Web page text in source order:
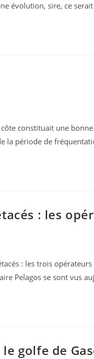
évolution, sire, ce serait
constituait une
la période de
: les
: les trois
Pelagos se sont vus
golfe de